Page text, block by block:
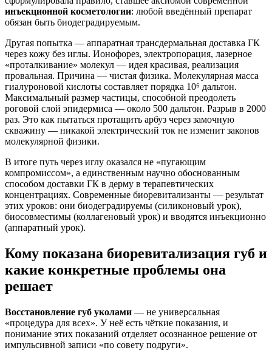
инъекционной косметологии: любой введённый препарат
обязан быть биодеградируемым.
Другая попытка — аппаратная трансдермальная доставка ГК
через кожу без иглы. Ионофорез, электропорация, лазерное
«проталкивание» молекул — идея красивая, реализация
провальная. Причина — чистая физика. Молекулярная масса
гиалуроновой кислоты составляет порядка 10⁶ дальтон.
Максимальный размер частицы, способной преодолеть
роговой слой эпидермиса — около 500 дальтон. Разрыв в 2000
раз. Это как пытаться протащить арбуз через замочную
скважину — никакой электрический ток не изменит законов
молекулярной физики.
В итоге путь через иглу оказался не «пугающим
компромиссом», а единственным научно обоснованным
способом доставки ГК в дерму в терапевтических
концентрациях. Современные биоревитализанты — результат
этих уроков: они биодеградируемы (силиконовый урок),
биосовместимы (коллагеновый урок) и вводятся инъекционно
(аппаратный урок).
Кому показана биоревитализация губ и
какие конкретные проблемы она
решает
Восстановление губ уколами — не универсальная
«процедура для всех». У неё есть чёткие показания, и
понимание этих показаний отделяет осознанное решение от
импульсивной записи «по совету подруги».